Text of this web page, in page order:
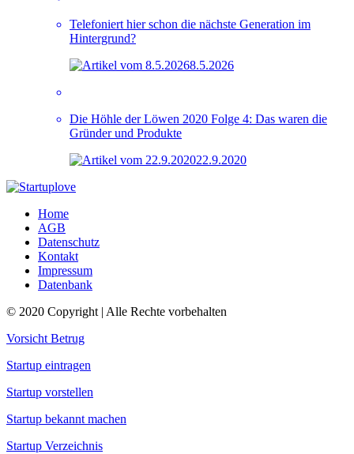
Telefoniert hier schon die nächste Generation im
Hintergrund?
8.5.2026
Die Höhle der Löwen 2020 Folge 4: Das waren die
Gründer und Produkte
22.9.2020
Home
AGB
Datenschutz
Kontakt
Impressum
Datenbank
© 2020 Copyright | Alle Rechte vorbehalten
Vorsicht Betrug
Startup eintragen
Startup vorstellen
Startup bekannt machen
Startup Verzeichnis